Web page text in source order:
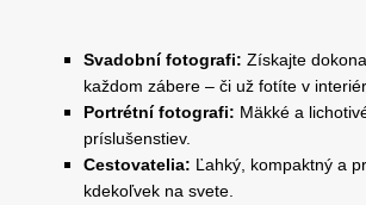
Svadobní fotografi: Získajte
každom zábere – či už fotíte v
Portrétní fotografi: Mäkké a
príslušenstiev.
Cestovatelia: Ľahký, kompaktný a
kdekoľvek na svete.